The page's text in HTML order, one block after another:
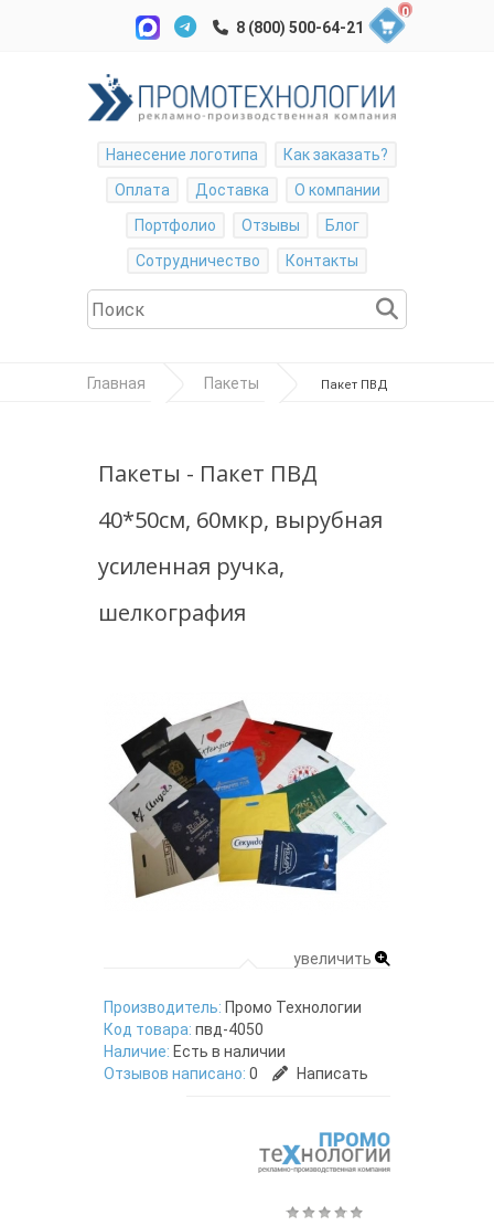
0
Нанесение логотипа
Как заказать?
Оплата
Доставка
О компании
Портфолио
Отзывы
Блог
Сотрудничество
Контакты
Главная Пакеты Пакет ПВД
шелкография
Пакеты - Пакет ПВД
40*50см, 60мкр, вырубная
усиленная ручка,
шелкография
увеличить
Производитель: Промо Технологии
Код товара: пвд-4050
Наличие: Есть в наличии
Отзывов написано: 0 Написать